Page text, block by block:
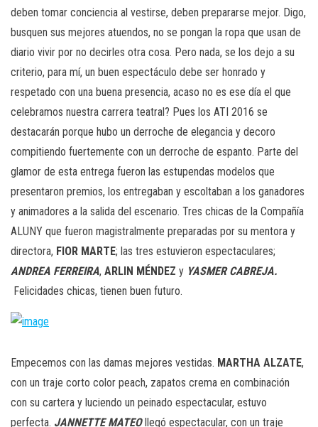
deben tomar conciencia al vestirse, deben prepararse mejor. Digo,
busquen sus mejores atuendos, no se pongan la ropa que usan de
diario vivir por no decirles otra cosa. Pero nada, se los dejo a su
criterio, para mí, un buen espectáculo debe ser honrado y
respetado con una buena presencia, acaso no es ese día el que
celebramos nuestra carrera teatral? Pues los ATI 2016 se
destacarán porque hubo un derroche de elegancia y decoro
compitiendo fuertemente con un derroche de espanto. Parte del
glamor de esta entrega fueron las estupendas modelos que
presentaron premios, los entregaban y escoltaban a los ganadores
y animadores a la salida del escenario. Tres chicas de la Compañía
ALUNY que fueron magistralmente preparadas por su mentora y
directora, FIOR MARTE; las tres estuvieron espectaculares;
ANDREA FERREIRA, ARLIN MÉNDEZ y YASMER CABREJA.
Felicidades chicas, tienen buen futuro.
Empecemos con las damas mejores vestidas. MARTHA ALZATE,
con un traje corto color peach, zapatos crema en combinación
con su cartera y luciendo un peinado espectacular, estuvo
perfecta. JANNETTE MATEOllegó espectacular, con un traje